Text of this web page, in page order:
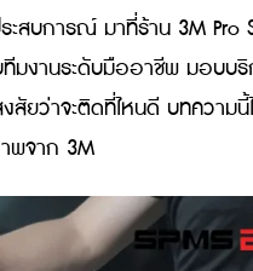
ริการด้วยมาตรฐานทีมง
Shop ที่เป็นตัวแทนจำหน่
ให้คุณมั่นใจในการปกป้อ
กประสบการณ์ มาที่ร้าน
อมกับทีมงานระดับมืออา
าจสงสัยว่าจะติดที่ไหนดี